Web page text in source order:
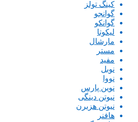
کینگ تولز
گوانجو
گوانکو
لیکوتا
مارشال
مستر
مفید
نوبل
نووا
نوین پارس
نیوتن دینگی
نیوتن هزبرن
هافنر